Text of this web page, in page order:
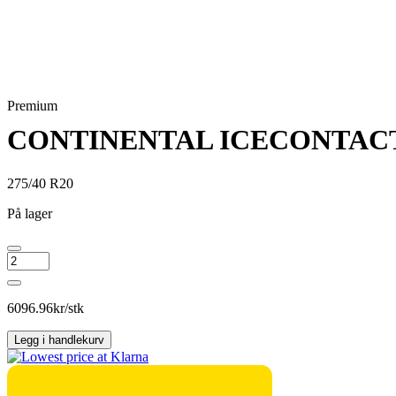
Premium
CONTINENTAL
275/40 R20
På lager
CONTINENTAL
ICECONTACT
3
antall
6096.96kr/stk
Legg i handlekurv